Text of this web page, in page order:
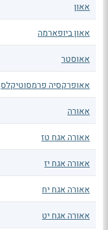
אאון
אאון ביופארמה
אאוסטר
אאופרקסיה פרמסוטיקלס
אאורה
אאורה אגח טז
אאורה אגח יז
אאורה אגח יח
אאורה אגח יט